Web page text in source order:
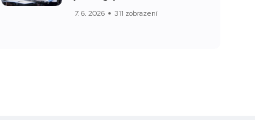
7. 6. 2026 311 zobrazení